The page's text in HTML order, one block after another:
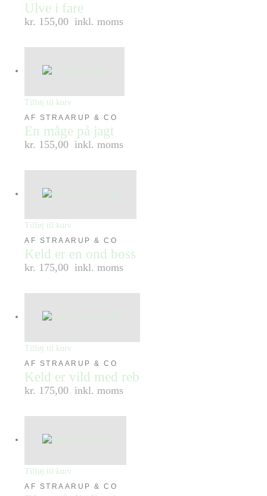
Ulve i fare
kr. 155,00 inkl. moms
Tilføj til kurv
AF STRAARUP & CO
En måge på jagt
kr. 155,00 inkl. moms
Tilføj til kurv
AF STRAARUP & CO
Keld er en ond boss
kr. 175,00 inkl. moms
Tilføj til kurv
AF STRAARUP & CO
Keld er vild med reb
kr. 175,00 inkl. moms
Tilføj til kurv
AF STRAARUP & CO